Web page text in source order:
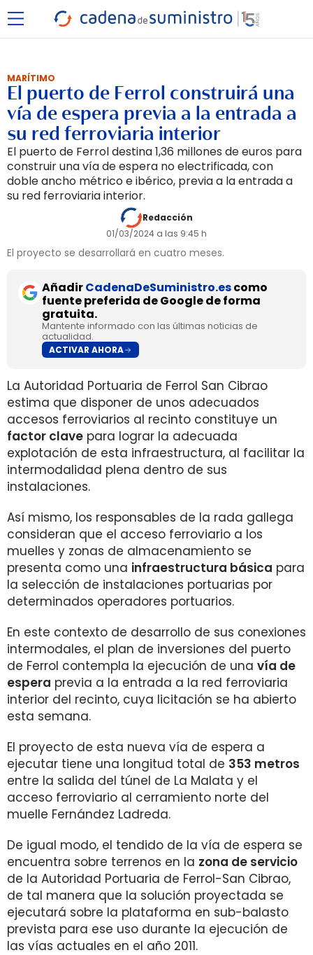
MARÍTIMO
El puerto de Ferrol construirá una
vía de espera previa a la entrada a
su red ferroviaria interior
El puerto de Ferrol destina 1,36 millones de euros para
construir una vía de espera no electrificada, con
doble ancho métrico e ibérico, previa a la entrada a
su red ferroviaria interior.
Redacción
01/03/2024 a las 9:45 h
El proyecto se desarrollará en cuatro meses.
AñadirCadenaDeSuministro.escomo
fuente preferida de Google de forma
gratuita.
Mantente informado con las últimas noticias de
actualidad.
ACTIVAR AHORA
La Autoridad Portuaria de Ferrol San Cibrao
estima que disponer de unos adecuados
accesos ferroviarios al recinto constituye un
factor clave para lograr la adecuada
explotación de esta infraestructura, al facilitar la
intermodalidad plena dentro de sus
instalaciones.
Así mismo, los responsables de la rada gallega
consideran que el acceso ferroviario a los
muelles y zonas de almacenamiento se
presenta como una infraestructura básica para
la selección de instalaciones portuarias por
determinados operadores portuarios.
En este contexto de desarrollo de sus conexiones
intermodales, el plan de inversiones del puerto
de Ferrol contempla la ejecución de una vía de
espera previa a la entrada a la red ferroviaria
interior del recinto, cuya licitación se ha abierto
esta semana.
El proyecto de esta nueva vía de espera a
ejecutar tiene una longitud total de 353 metros
entre la salida del túnel de La Malata y el
acceso ferroviario al cerramiento norte del
muelle Fernández Ladreda.
De igual modo, el tendido de la vía de espera se
encuentra sobre terrenos en la zona de servicio
de la Autoridad Portuaria de Ferrol-San Cibrao,
de tal manera que la solución proyectada se
ejecutará sobre la plataforma en sub-balasto
prevista para ese uso durante la ejecución de
las vías actuales en el año 2011.